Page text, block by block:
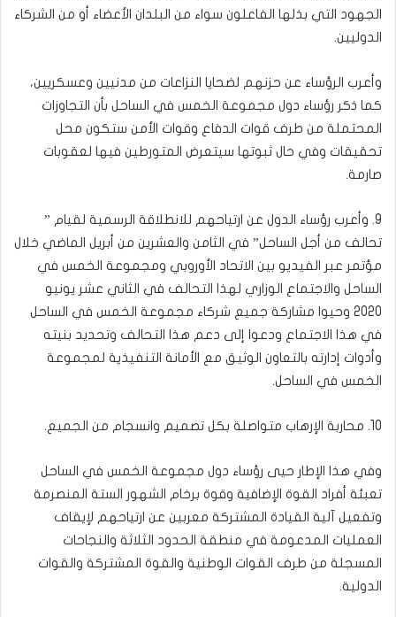
الجهود التي بذلها الفاعلون سواء من البلدان الأعضاء أو من الشركاء
الدوليين.
وأعرب الرؤساء عن حزنهم لضحايا النزاعات من مدنيين وعسكريين،
كما ذكر رؤساء دول مجموعة الخمس في الساحل بأن التجاوزات
المحتملة من طرف قوات الدفاع وقوات الأمن ستكون محل
تحقيقات وفي حال ثبوتها سيتعرض المتورطين فيها لعقوبات
صارمة.
9. وأعرب رؤساء الدول عن ارتياحهم للانطلاقة الرسمية لقيام ”
تحالف من أجل الساحل” في الثامن والعشرين من أبريل الماضي خلال
مؤتمر عبر الفيديو بين الاتحاد الأوروبي ومجموعة الخمس في
الساحل والاجتماع الوزاري لهذا التحالف في الثاني عشر يونيو
2020 وحيوا مشاركة جميع شركاء مجموعة الخمس في الساحل
في هذا الاجتماع ودعوا إلى دعم هذا التحالف وتحديد بنيته
وأدوات إدارته بالتعاون الوثيق مع الأمانة التنفيذية لمجموعة
الخمس في الساحل.
10. محاربة الإرهاب متواصلة بكل تصميم وانسجام من الجميع.
وفي هذا الإطار حيى رؤساء دول مجموعة الخمس في الساحل
تعبئة أفراد القوة الإضافية وقوة برخام الشهور الستة المنصرمة
وتفعيل آلية القيادة المشتركة معربين عن ارتياحهم لإيقاف
العمليات المدعومة في منطقة الحدود الثلاثة والنجاحات
المسجلة من طرف القوات الوطنية والقوة المشتركة والقوات
الدولية.